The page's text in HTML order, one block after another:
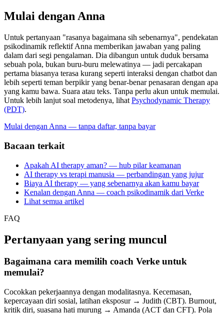
Mulai dengan Anna
Untuk pertanyaan "rasanya bagaimana sih sebenarnya", pendekatan
psikodinamik reflektif Anna memberikan jawaban yang paling
dalam dari segi pengalaman. Dia dibangun untuk duduk bersama
sebuah pola, bukan buru-buru melewatinya — jadi percakapan
pertama biasanya terasa kurang seperti interaksi dengan chatbot dan
lebih seperti teman berpikir yang benar-benar penasaran dengan apa
yang kamu bawa. Suara atau teks. Tanpa perlu akun untuk memulai.
Untuk lebih lanjut soal metodenya, lihat Psychodynamic Therapy
(PDT).
Mulai dengan Anna — tanpa daftar, tanpa bayar
Bacaan terkait
Apakah AI therapy aman? — hub pilar keamanan
AI therapy vs terapi manusia — perbandingan yang jujur
Biaya AI therapy — yang sebenarnya akan kamu bayar
Kenalan dengan Anna — coach psikodinamik dari Verke
Lihat semua artikel
FAQ
Pertanyaan yang sering muncul
Bagaimana cara memilih coach Verke untuk
memulai?
Cocokkan pekerjaannya dengan modalitasnya. Kecemasan,
kepercayaan diri sosial, latihan eksposur → Judith (CBT). Burnout,
kritik diri, suasana hati murung → Amanda (ACT dan CFT). Pola